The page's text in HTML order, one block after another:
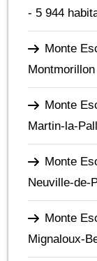
- 5 944
Monte
Montmorillon
Monte
Martin-la-
Monte
Neuville-de-
Monte
Mignaloux-